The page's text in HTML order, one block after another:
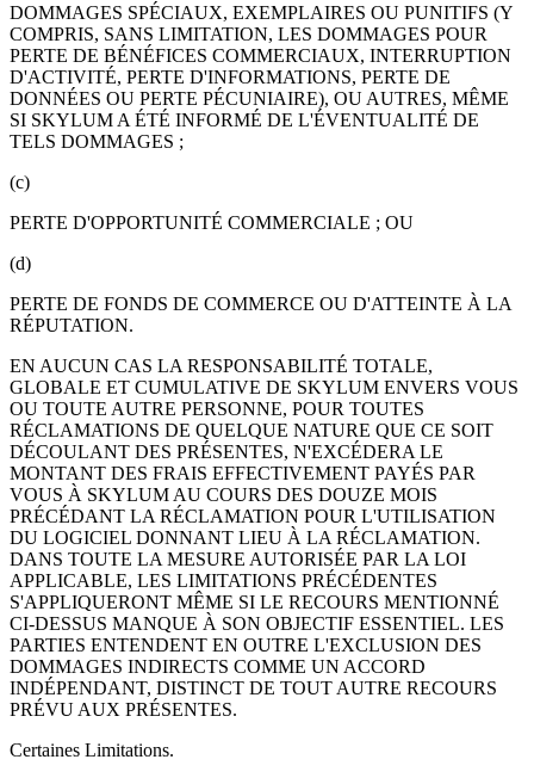
DOMMAGES SPÉCIAUX, EXEMPLAIRES OU PUNITIFS (Y
COMPRIS, SANS LIMITATION, LES DOMMAGES POUR
PERTE DE BÉNÉFICES COMMERCIAUX, INTERRUPTION
D'ACTIVITÉ, PERTE D'INFORMATIONS, PERTE DE
DONNÉES OU PERTE PÉCUNIAIRE), OU AUTRES, MÊME
SI SKYLUM A ÉTÉ INFORMÉ DE L'ÉVENTUALITÉ DE
TELS DOMMAGES ;
(c)
PERTE D'OPPORTUNITÉ COMMERCIALE ; OU
(d)
PERTE DE FONDS DE COMMERCE OU D'ATTEINTE À LA
RÉPUTATION.
EN AUCUN CAS LA RESPONSABILITÉ TOTALE,
GLOBALE ET CUMULATIVE DE SKYLUM ENVERS VOUS
OU TOUTE AUTRE PERSONNE, POUR TOUTES
RÉCLAMATIONS DE QUELQUE NATURE QUE CE SOIT
DÉCOULANT DES PRÉSENTES, N'EXCÉDERA LE
MONTANT DES FRAIS EFFECTIVEMENT PAYÉS PAR
VOUS À SKYLUM AU COURS DES DOUZE MOIS
PRÉCÉDANT LA RÉCLAMATION POUR L'UTILISATION
DU LOGICIEL DONNANT LIEU À LA RÉCLAMATION.
DANS TOUTE LA MESURE AUTORISÉE PAR LA LOI
APPLICABLE, LES LIMITATIONS PRÉCÉDENTES
S'APPLIQUERONT MÊME SI LE RECOURS MENTIONNÉ
CI-DESSUS MANQUE À SON OBJECTIF ESSENTIEL. LES
PARTIES ENTENDENT EN OUTRE L'EXCLUSION DES
DOMMAGES INDIRECTS COMME UN ACCORD
INDÉPENDANT, DISTINCT DE TOUT AUTRE RECOURS
PRÉVU AUX PRÉSENTES.
Certaines Limitations.